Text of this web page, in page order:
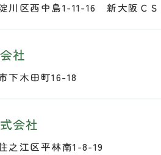
川区西中島1-11-16 新大阪Ｃ
社
下木田町16-18
会社
之江区平林南1-8-19